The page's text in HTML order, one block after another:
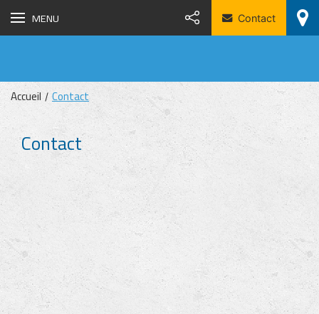
MENU Contact
Accueil Contact
Contact